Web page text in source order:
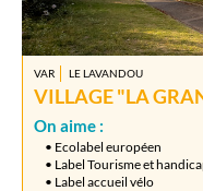
VAR LE LAVANDOU
VILLAGE "LA
On aime :
• Ecolabel européen
• Label Tourisme et
• Label accueil vélo